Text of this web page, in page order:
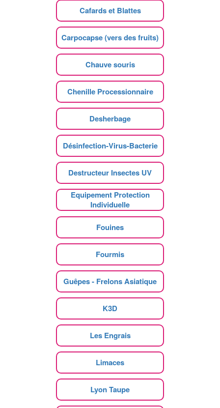
Cafards et Blattes
Carpocapse (vers des fruits)
Chauve souris
Chenille Processionnaire
Desherbage
Désinfection-Virus-Bacterie
Destructeur Insectes UV
Equipement Protection
Individuelle
Fouines
Fourmis
Guêpes - Frelons Asiatique
K3D
Les Engrais
Limaces
Lyon Taupe